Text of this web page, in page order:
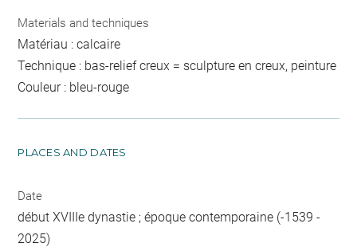
Materials and techniques
Matériau : calcaire
Technique : bas-relief creux = sculpture en creux, peinture
Couleur : bleu-rouge
PLACES AND DATES
Date
début XVIIIe dynastie ; époque contemporaine (-1539 -
2025)